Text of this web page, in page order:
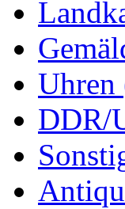
Uhren
DDR/